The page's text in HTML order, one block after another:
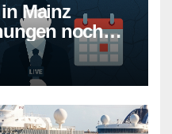
Mainz
noch